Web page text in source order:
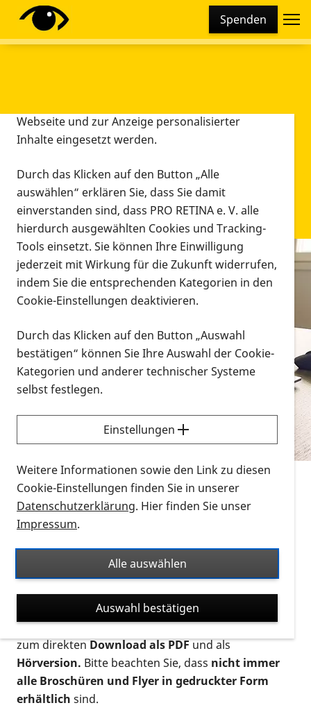
Spenden
Infomaterial
Infomaterial
Vorlesen
Alle Infomaterialien in verschiedenen
Formaten an einem Ort
Sie möchten wissen, wie Sie nach Infonmaterial
suchen und dieses bestellen bzw. herunterladen
können? Schauen Sie sich dieErklärvideos zum
Thema Infomaterial auf der PRO RETINA-Website
für blinde und sehbehinderte Menschen an.
Auf dieser Seite finden Sie sämtliches Infomaterial
Ort. Nutzen Sie den Formatfilter, um ausschließlich
nach Flyern und Broschüren, Audios oder Videos zu
suchen. Die meisten Flyer und Broschüren werden in
verschiedenen Formaten angeboten: zur
postalischen Bestellung als gedruckte Variante
zum direktenDownload als PDFund als
Hörversion. Bitte beachten Sie, dass nicht immer
alle Broschüren und Flyer in gedruckter Form
erhältlich sind.
Diese Webseite setzt verschiedene Cookies und
Tracking-Tools ein. Dies beinhaltet Cookies und
Webseite und zur Anzeige personalisierter
Inhalte eingesetzt werden.
Durch das Klicken auf den Button „Alle
auswählen“ erklären Sie, dass Sie damit
einverstanden sind, dass PRO RETINA e. V. alle
hierdurch ausgewählten Cookies und Tracking-
Tools einsetzt. Sie können Ihre Einwilligung
jederzeit mit Wirkung für die Zukunft widerrufen,
indem Sie die entsprechenden Kategorien in den
Cookie-Einstellungen deaktivieren.
Durch das Klicken auf den Button „Auswahl
bestätigen“ können Sie Ihre Auswahl der Cookie-
Kategorien und anderer technischer Systeme
selbst festlegen.
Einstellungen
Weitere Informationen sowie den Link zu diesen
Cookie-Einstellungen finden Sie in unserer
Datenschutzerklärung. Hier finden Sie unser
Impressum.
Alle auswählen
Auswahl bestätigen